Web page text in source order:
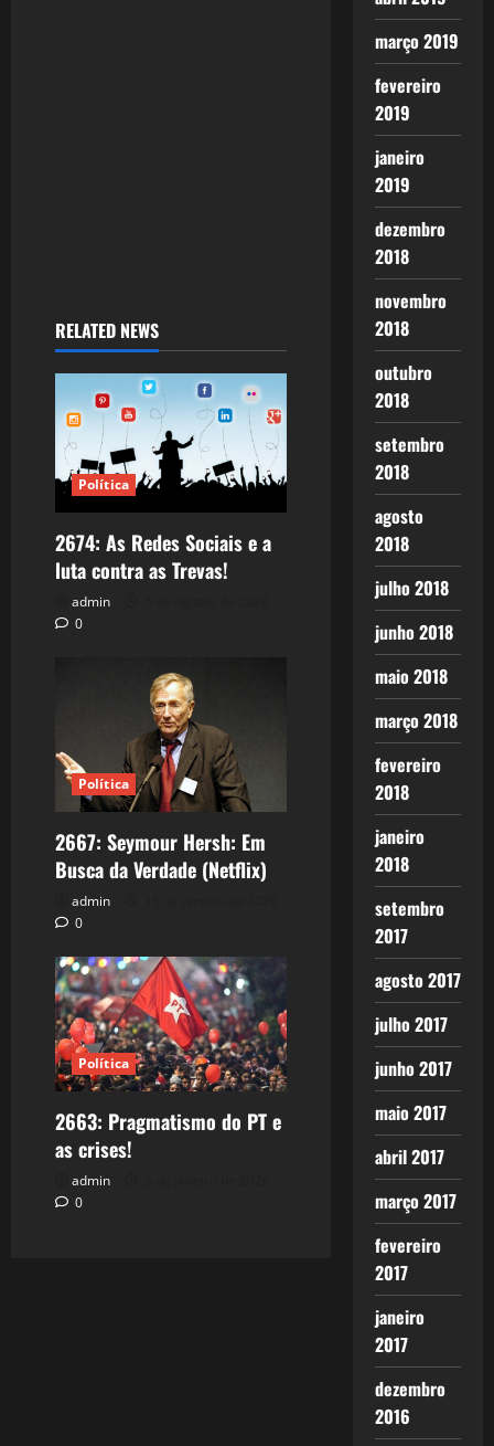
RELATED NEWS
Política
2674: As Redes Sociais e a
luta contra as Trevas!
admin
0
Política
2667: Seymour Hersh: Em
Busca da Verdade (Netflix)
admin
0
Política
2663: Pragmatismo do PT e
as crises!
admin
0
março 2019
fevereiro
2019
janeiro
2019
dezembro
2018
novembro
2018
outubro
2018
setembro
2018
agosto
2018
julho 2018
junho 2018
maio 2018
março 2018
fevereiro
2018
janeiro
2018
setembro
2017
agosto 2017
julho 2017
junho 2017
maio 2017
abril 2017
março 2017
fevereiro
2017
janeiro
2017
dezembro
2016